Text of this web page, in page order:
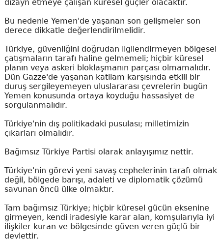
dizayn etmeye çalışan küresel güçler olacaktır.
Bu nedenle Yemen'de yaşanan son gelişmeler son
derece dikkatle değerlendirilmelidir.
Türkiye, güvenliğini doğrudan ilgilendirmeyen bölgesel
çatışmaların tarafı haline gelmemeli; hiçbir küresel
planın veya askeri bloklaşmanın parçası olmamalıdır.
Dün Gazze'de yaşanan katliam karşısında etkili bir
duruş sergileyemeyen uluslararası çevrelerin bugün
Yemen konusunda ortaya koyduğu hassasiyet de
sorgulanmalıdır.
Türkiye'nin dış politikadaki pusulası; milletimizin
çıkarları olmalıdır.
Bağımsız Türkiye Partisi olarak anlayışımız nettir.
Türkiye'nin görevi yeni savaş cephelerinin tarafı olmak
değil, bölgede barışı, adaleti ve diplomatik çözümü
savunan öncü ülke olmaktır.
Tam bağımsız Türkiye; hiçbir küresel gücün eksenine
girmeyen, kendi iradesiyle karar alan, komşularıyla iyi
ilişkiler kuran ve bölgesinde güven veren güçlü bir
devlettir.